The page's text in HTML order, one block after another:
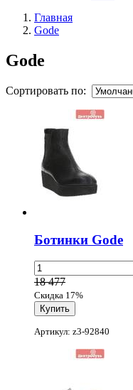
Главная
Gode
Gode
Сортировать по:
Ботинки Gode
18 477
Скидка 17%
Артикул: z3-92840